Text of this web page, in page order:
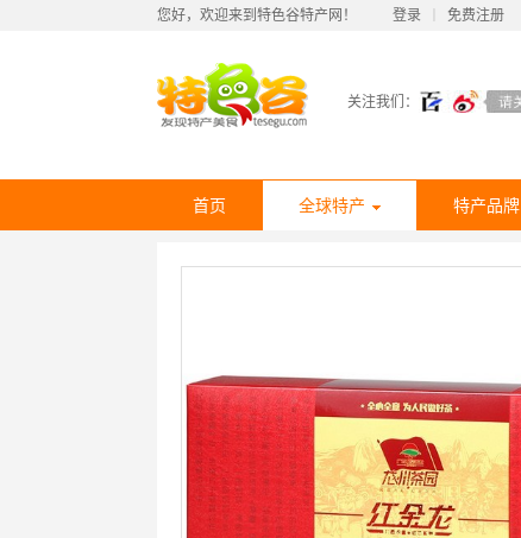
您好，欢迎来到特色谷特产网！ 登录 免费注册
关注我们：
首页 全球特产 特产品牌